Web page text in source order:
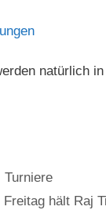
natürlich
Turniere
hält Raj